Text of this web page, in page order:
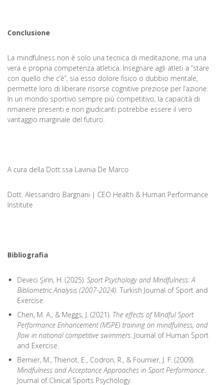
Conclusione
La mindfulness non è solo una tecnica di meditazione, ma una
vera e propria competenza atletica. Insegnare agli atleti a “stare
con quello che c’è”, sia esso dolore fisico o dubbio mentale,
permette loro di liberare risorse cognitive preziose per l’azione.
In un mondo sportivo sempre più competitivo, la capacità di
rimanere presenti e non giudicanti potrebbe essere il vero
vantaggio marginale del futuro.
A cura della Dott.ssa Lavinia De Marco
Dott. Alessandro Bargnani | CEO Health & Human Performance
Institute
Bibliografia
Deveci Şirin, H. (2025). Sport Psychology and Mindfulness: A
Bibliometric Analysis (2007-2024). Turkish Journal of Sport and
Exercise.
Chen, M. A., & Meggs, J. (2021). The effects of Mindful Sport
Performance Enhancement (MSPE) training on mindfulness, and
flow in national competitive swimmers. Journal of Human Sport
and Exercise.
Bernier, M., Thienot, E., Codron, R., & Fournier, J. F. (2009).
Mindfulness and Acceptance Approaches in Sport Performance.
Journal of Clinical Sports Psychology.